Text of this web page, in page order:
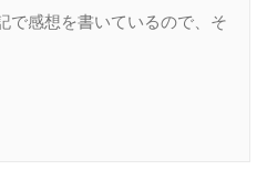
で感想を書いているので、そ